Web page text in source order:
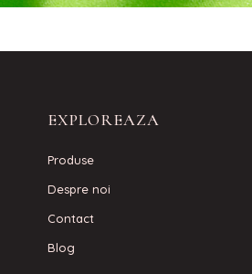
EXPLOREAZA
Produse
Despre noi
Contact
Blog